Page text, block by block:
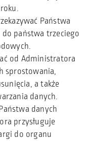
Państwa
państwa trzeciego
od Administratora
sprostowania,
a także
danych.
danych
przysługuje
do organu